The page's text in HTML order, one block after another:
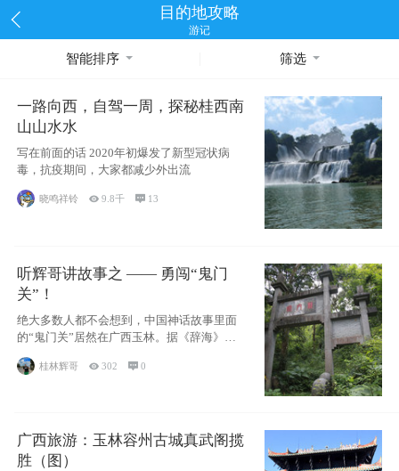
目的地攻略
游记
智能排序 筛选
一路向西，自驾一周，探秘桂西南
山山水水
写在前面的话 2020年初爆发了新型冠状病
毒，抗疫期间，大家都减少外出流
晓鸣祥铃 9.8千  13
听辉哥讲故事之 —— 勇闯“鬼门
关”！
绝大多数人都不会想到，中国神话故事里面
的“鬼门关”居然在广西玉林。据《辞海》记
桂林辉哥  302 0
广西旅游：玉林容州古城真武阁揽
胜（图）